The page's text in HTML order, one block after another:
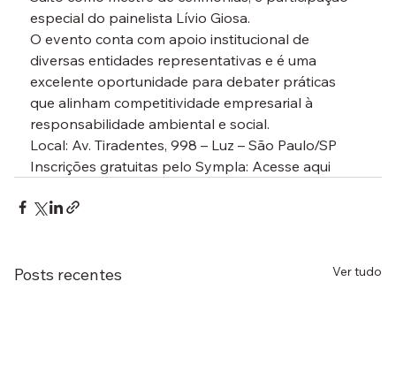
especial do painelista Lívio Giosa.
O evento conta com apoio institucional de
diversas entidades representativas e é uma
excelente oportunidade para debater práticas
que alinham competitividade empresarial à
responsabilidade ambiental e social.
Local: Av. Tiradentes, 998 – Luz – São Paulo/SP
Inscrições gratuitas pelo Sympla: Acesse aqui
Posts recentes Ver tudo